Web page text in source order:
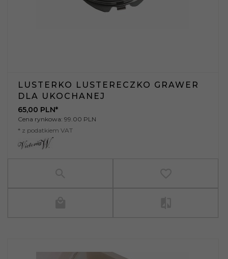
LUSTERKO LUSTERECZKO GRAWER
DLA UKOCHANEJ
65,00 PLN*
Cena rynkowa: 99.00 PLN
* z podatkiem VAT